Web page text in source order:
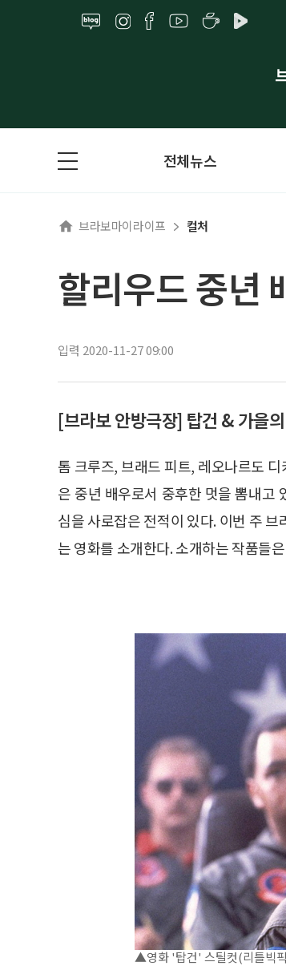
전체뉴스
브라보마이라이프 컬처
할리우드 중년
입력 2020-11-27 09:00
[브라보 안방극장] 탑건 & 가을
톰 크루즈, 브래드 피트, 레오나르도
은 중년 배우로서 중후한 멋을 뽐내고
심을 사로잡은 전적이 있다. 이번 주 브
는 영화를 소개한다. 소개하는 작품들
▲영화 '탑건' 스틸컷(리틀빅